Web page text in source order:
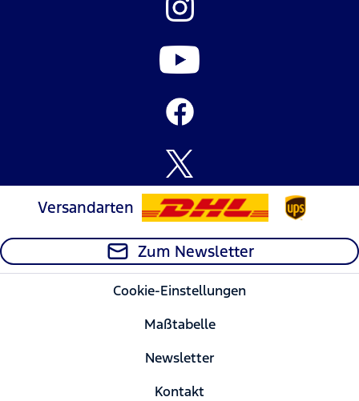
Versandarten
Zum Newsletter
Cookie-Einstellungen
Maßtabelle
Newsletter
Kontakt